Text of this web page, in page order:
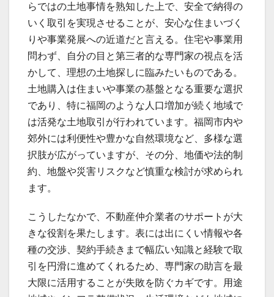
らではの土地事情を熟知した上で、安全で納得の
いく取引を実現させることが、安心な住まいづく
りや事業発展への近道だと言える。住宅や事業用
問わず、自分の目と第三者的な専門家の視点を活
かして、理想の土地探しに臨みたいものである。
土地購入は住まいや事業の基盤となる重要な選択
であり、特に福岡のような人口増加が続く地域で
は活発な土地取引が行われています。福岡市内や
郊外には利便性や豊かな自然環境など、多様な選
択肢が広がっていますが、その分、地価や法的制
約、地盤や災害リスクなど慎重な検討が求められ
ます。
こうしたなかで、不動産仲介業者のサポートが大
きな役割を果たします。表には出にくい情報や各
種の交渉、契約手続きまで幅広い知識と経験で取
引を円滑に進めてくれるため、専門家の助言を最
大限に活用することが失敗を防ぐカギです。用途